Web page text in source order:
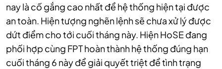
nay là cố gắng cao nhất để hệ thống hiện tại được
an toàn. Hiện tượng nghẽn lệnh sẽ chưa xử lý được
dứt điểm cho tới cuối tháng này. Hiện HoSE đang
phối hợp cùng FPT hoàn thành hệ thống đúng hạn
cuối tháng 6 này để giải quyết triệt để tình trạng